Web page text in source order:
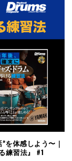
を体感しよう〜｜
練習法』 #1